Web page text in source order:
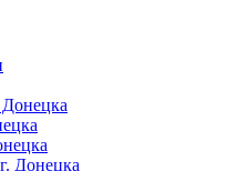
Донецка